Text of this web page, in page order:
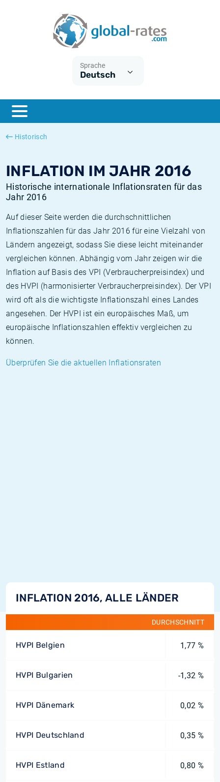
Sprache
Deutsch
Historisch
INFLATION IM JAHR 2016
Historische internationale Inflationsraten für das
Jahr 2016
Auf dieser Seite werden die durchschnittlichen
Inflationszahlen für das Jahr 2016 für eine Vielzahl von
Ländern angezeigt, sodass Sie diese leicht miteinander
vergleichen können. Abhängig vom Jahr zeigen wir die
Inflation auf Basis des VPI (Verbraucherpreisindex) und
des HVPI (harmonisierter Verbraucherpreisindex). Der VPI
wird oft als die wichtigste Inflationszahl eines Landes
angesehen. Der HVPI ist ein europäisches Maß, um
europäische Inflationszahlen effektiv vergleichen zu
können.
Überprüfen Sie die aktuellen Inflationsraten
INFLATION 2016, ALLE LÄNDER
DURCHSCHNITT
HVPI Belgien 1,77 %
HVPI Bulgarien -1,32 %
HVPI Dänemark 0,02 %
HVPI Deutschland 0,35 %
HVPI Estland 0,80 %
ESTER
SONIA
Was ist die VPI-Inflation?
Was ist die HVPI-Inflation?
Deutsche inflation
Europäische inflation
Historische Euribor-Sätze
Historische ESTER-Sätze
Historische SOFR-Sätze
Historische SONIA-Sätze
Inflationsrechner